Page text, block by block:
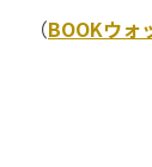
（BOOKウォ